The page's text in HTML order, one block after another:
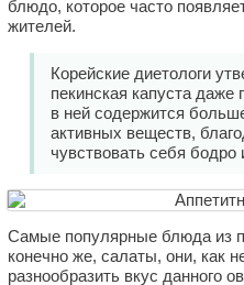
блюдо, которое часто
жителей.
Корейские диетологи
пекинская капуста
в ней содержится
активных веществ,
чувствовать себя бодро
Самые популярные блюда из
конечно же, салаты, они, как
разнообразить вкус данного